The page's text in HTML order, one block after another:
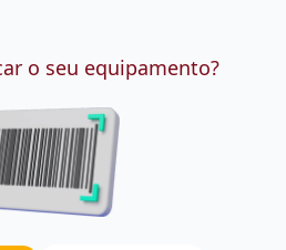
o seu equipamento?